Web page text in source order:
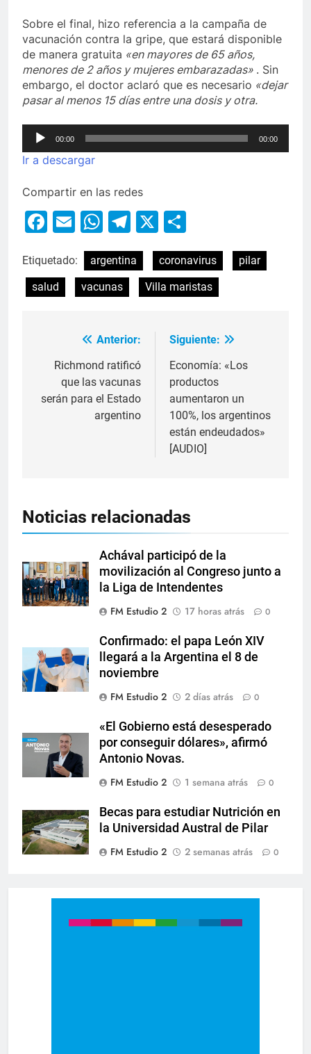
Sobre el final, hizo referencia a la campaña de
vacunación contra la gripe, que estará disponible
de manera gratuita «en mayores de 65 años,
menores de 2 años y mujeres embarazadas» . Sin
embargo, el doctor aclaró que es necesario «dejar
pasar al menos 15 días entre una dosis y otra.
Reproductor
audio
00:00 00:00
Ir a descargar
Compartir en las redes
Facebook
EmailWhatsApp
Telegram
X
Etiquetado: argentina coronavirus
pilar
salud
vacunas Villa maristas
Anterior:
Richmond ratificó
que las vacunas
serán para el Estado
argentino
Siguiente:
Economía: «Los
productos
aumentaron un
100%, los argentinos
están endeudados»
[AUDIO]
Noticias relacionadas
Achával participó de la
movilización al Congreso junto a
la Liga de Intendentes
FM Estudio 2
17 horas atrás 0
Confirmado: el papa León XIV
llegará a la Argentina el 8 de
noviembre
FM Estudio 2
2 días atrás 0
«El Gobierno está desesperado
por conseguir dólares», afirmó
Antonio Novas.
FM Estudio 2
1 semana atrás 0
Becas para estudiar Nutrición en
la Universidad Austral de Pilar
FM Estudio 2
2 semanas atrás 0